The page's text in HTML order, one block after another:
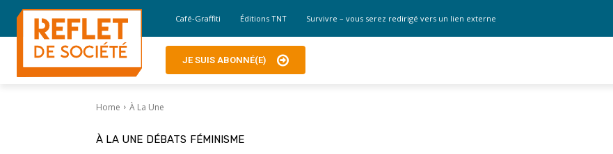
Café-Graffiti Éditions TNT Survivre – vous serez redirigé vers un lien externe
JE SUIS ABONNÉ(E)
Home À La Une
À LA UNE DÉBATS FÉMINISME